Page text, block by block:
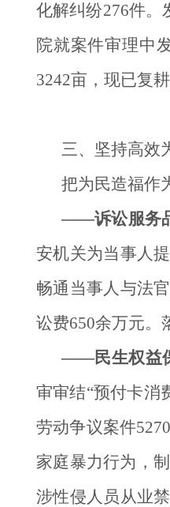
化解纠纷276件。
院就案件审理中
3242亩，现已复耕
三、坚持高效
把为民造福作
——诉讼服务
安机关为当事人
畅通当事人与法
讼费650余万元。
——民生权益
审审结“预付卡消
劳动争议案件
家庭暴力行为，
涉性侵人员从业